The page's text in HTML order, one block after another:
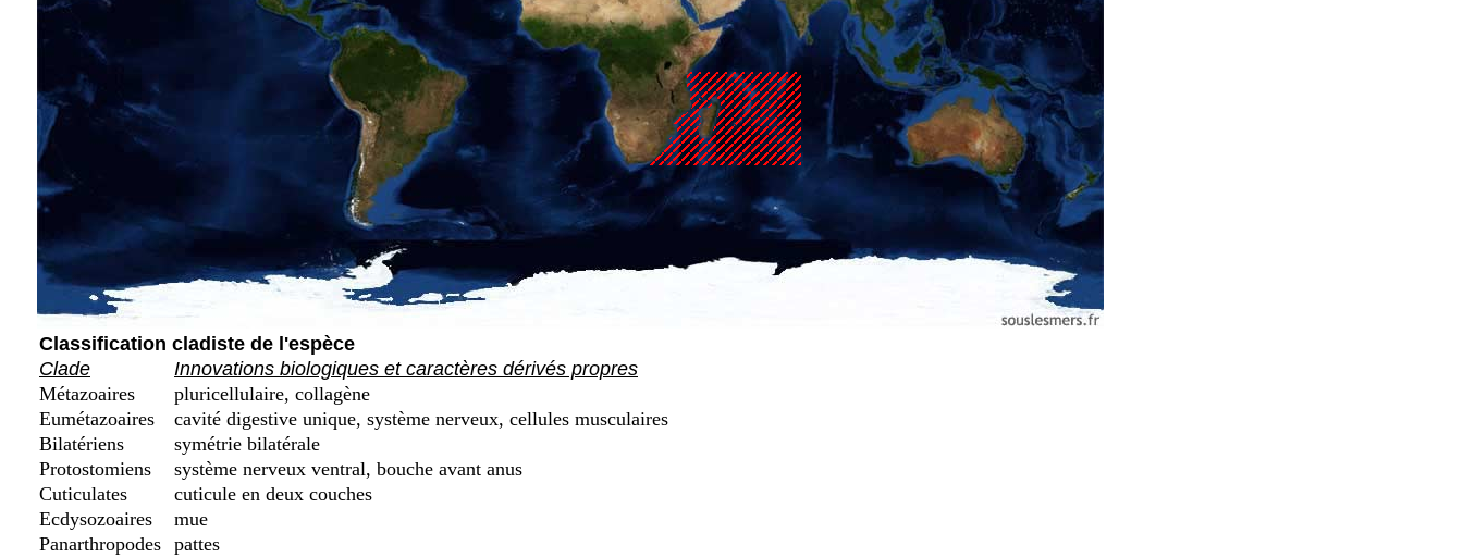
Classification cladiste de l'espèce
Clade
Innovations biologiques et caractères dérivés propres
Métazoaires
pluricellulaire, collagène
Eumétazoaires
cavité digestive unique, système nerveux, cellules musculaires
Bilatériens
symétrie bilatérale
Protostomiens
système nerveux ventral, bouche avant anus
Cuticulates
cuticule en deux couches
Ecdysozoaires
mue
Panarthropodes pattes